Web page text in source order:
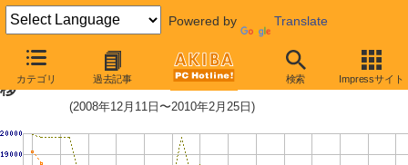
Powered by Translate
カテゴリ 過去記事 検索 Impressサイト
WD1500HLFS (150.0GB)の価格推
移
(2008年12月11日〜2010年2月25日)